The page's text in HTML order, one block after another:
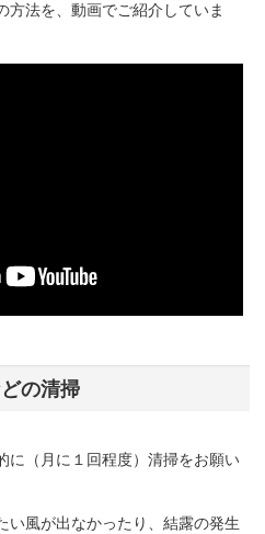
方法を、動画でご紹介していま
の清掃
に（月に１回程度）清掃をお願い
い風が出なかったり、結露の発生